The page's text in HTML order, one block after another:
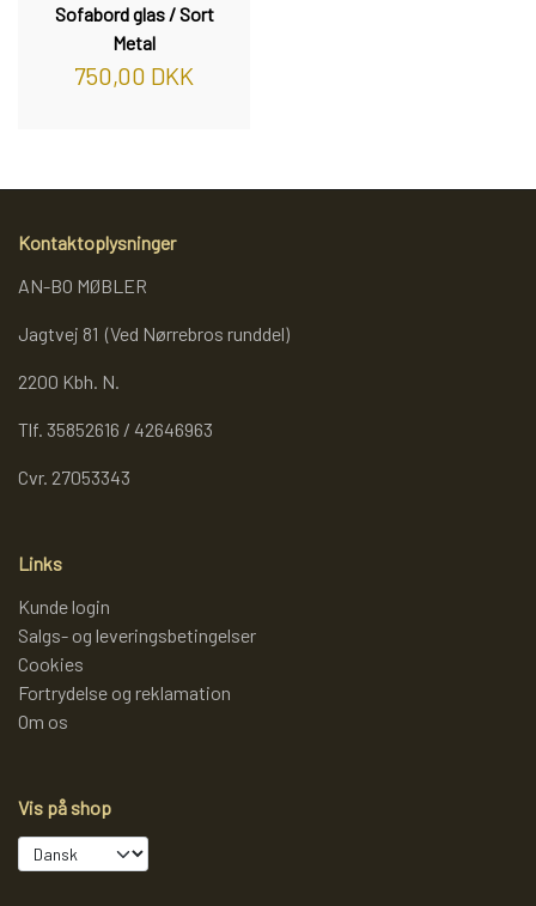
Sofabord glas / Sort
Metal
750,00 DKK
Kontaktoplysninger
AN-BO MØBLER
Jagtvej 81 (Ved Nørrebros runddel)
2200 Kbh. N.
Tlf. 35852616 / 42646963
Cvr. 27053343
Links
Kunde login
Salgs- og leveringsbetingelser
Cookies
Fortrydelse og reklamation
Om os
Vis på shop